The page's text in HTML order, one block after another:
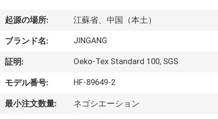
ダ
ク
ト
私
起源の場所: 江蘇省、中国（本土）
ブランド名: JINGANG
証明: Oeko-Tex Standard 100, SGS
モデル番号: HF-89649-2
最小注文数量: ネゴシエーション